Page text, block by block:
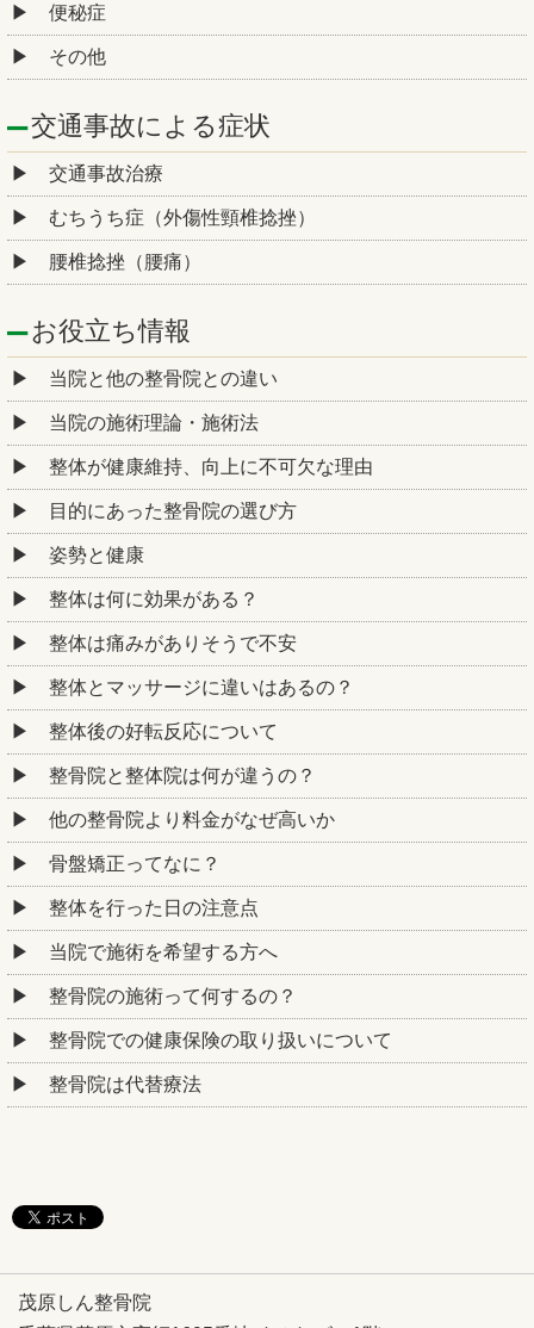
便秘症
その他
交通事故による症状
交通事故治療
むちうち症（外傷性頸椎捻挫）
腰椎捻挫（腰痛）
お役立ち情報
当院と他の整骨院との違い
当院の施術理論・施術法
整体が健康維持、向上に不可欠な理由
目的にあった整骨院の選び方
姿勢と健康
整体は何に効果がある？
整体は痛みがありそうで不安
整体とマッサージに違いはあるの？
整体後の好転反応について
整骨院と整体院は何が違うの？
他の整骨院より料金がなぜ高いか
骨盤矯正ってなに？
整体を行った日の注意点
当院で施術を希望する方へ
整骨院の施術って何するの？
整骨院での健康保険の取り扱いについて
整骨院は代替療法
茂原しん整骨院